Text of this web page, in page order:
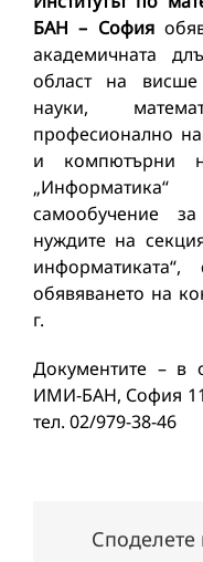
БАН – София
академичната
област на
науки,
професионално
и компютърни
самообучение
нуждите на
обявяването на
г.
Документите – в
ИМИ-БАН, София
тел. 02/979-38-46